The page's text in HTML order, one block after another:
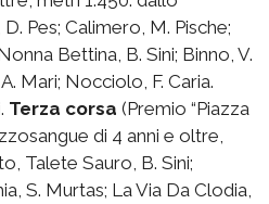
Pes; Calimero, M. Pische;
Bettina, B. Sini; Binno, V.
Mari; Nocciolo, F. Caria.
Terza corsa (Premio “Piazza
di 4 anni e oltre,
Talete Sauro, B. Sini;
S. Murtas; La Via Da Clodia,